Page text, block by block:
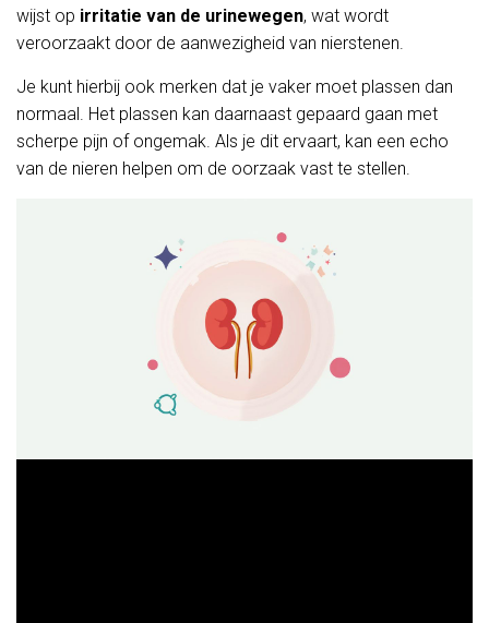
wijst op irritatie van de urinewegen, wat wordt
veroorzaakt door de aanwezigheid van nierstenen.
Je kunt hierbij ook merken dat je vaker moet plassen dan
normaal. Het plassen kan daarnaast gepaard gaan met
scherpe pijn of ongemak. Als je dit ervaart, kan een echo
van de nieren helpen om de oorzaak vast te stellen.